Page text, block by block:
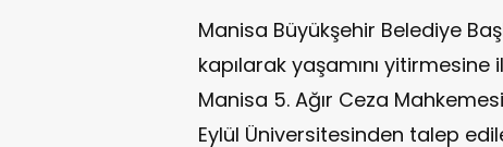
Manisa Büyükşehir Belediye
kapılarak yaşamını yitirmesine
Manisa 5. Ağır Ceza
Eylül Üniversitesinden talep